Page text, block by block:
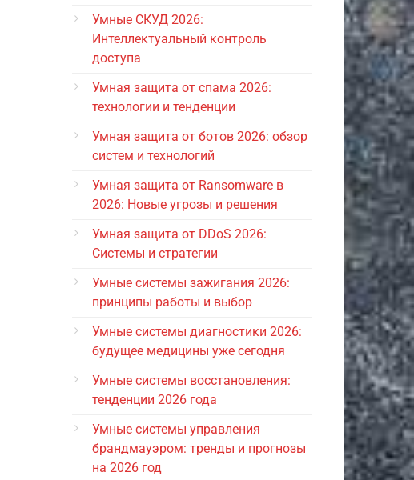
Умные СКУД 2026:
Интеллектуальный контроль
доступа
Умная защита от спама 2026:
технологии и тенденции
Умная защита от ботов 2026: обзор
систем и технологий
Умная защита от Ransomware в
2026: Новые угрозы и решения
Умная защита от DDoS 2026:
Системы и стратегии
Умные системы зажигания 2026:
принципы работы и выбор
Умные системы диагностики 2026:
будущее медицины уже сегодня
Умные системы восстановления:
тенденции 2026 года
Умные системы управления
брандмауэром: тренды и прогнозы
на 2026 год